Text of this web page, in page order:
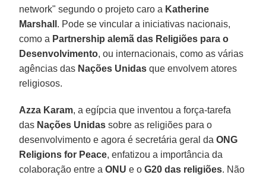
network" segundo o projeto caro a Katherine
Marshall . Pode se vincular a iniciativas nacionais,
como a Partnership alemã das Religiões para o
Desenvolvimento, ou internacionais, como as várias
agências das Nações Unidas que envolvem atores
religiosos.
Azza Karam, a egípcia que inventou a força-tarefa
das Nações Unidas sobre as religiões para o
desenvolvimento e agora é secretária geral daONG
Religions for Peace, enfatizou a importância da
colaboração entre aONU e oG20 das religiões. Não